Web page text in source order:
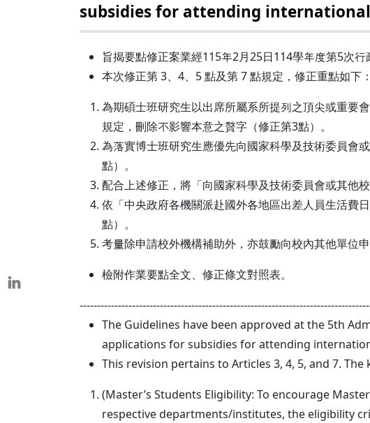
本校教師榮獲重要學術獎項
subsidies for attending
旨揭要點修正案業經115年2月25日114學年度第5次
本次修正第 3、4、5 點及第 7 點規定，修正重點如下：
為期碩士班研究生以出席所屬系所提列之頂尖或重要
規定，刪除不影響本意之贅字（修正第3點）。
為落實博士班研究生應優先向國家科學及技術委員會
點）。
配合上述修正，將「向國家科學及技術委員會或其他
依「中央政府各機關派赴國外各地區出差人員生活
點）。
考量除申請校外機構補助外，亦鼓勵向校內其他單位
檢附作業要點全文、修正條文對照表。
The Guidelines have been approved at the 5th
applications for subsidies for attending
This revision pertains to Articles 3, 4, 5, and 7.
(Master’s Students Eligibility: To encourage
respective departments/institutes, the eligibility